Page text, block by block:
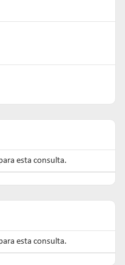
esta consulta.
esta consulta.